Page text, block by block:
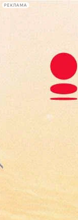
РЕКЛАМА
Сегодня:
2026.08.08
00:39
Афиша Plus